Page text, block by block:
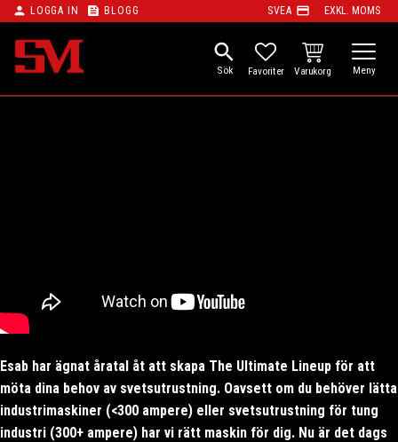
Meny
person LOGGA IN feed BLOGG SVEA payment EXKL. MOMS
search
FAVORITER
KUNDVAGN
Esab har ägnat åratal åt att skapa The Ultimate Lineup för att
möta dina behov av svetsutrustning. Oavsett om du behöver lätta
industrimaskiner (<300 ampere) eller svetsutrustning för tung
industri (300+ ampere) har vi rätt maskin för dig. Nu är det dags